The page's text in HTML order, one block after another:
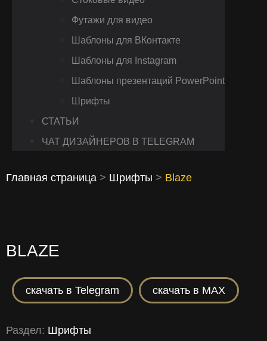
Футажи для видео
Шаблоны для ВКонтакте
Шаблоны для Instagram
Шаблоны презентаций PowerPoint
Шрифты
СТАТЬИ
ЧАТ ДИЗАЙНЕРОВ В TELEGRAM
Главная страница > Шрифты > Blaze
BLAZE
скачать в Telegram скачать в MAX
Раздел: Шрифты